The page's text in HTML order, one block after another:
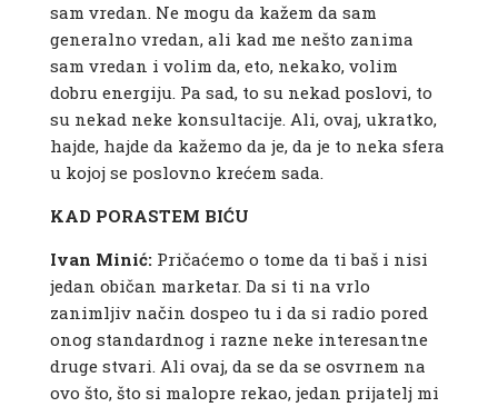
sam vredan. Ne mogu da kažem da sam
generalno vredan, ali kad me nešto zanima
sam vredan i volim da, eto, nekako, volim
dobru energiju. Pa sad, to su nekad poslovi, to
su nekad neke konsultacije. Ali, ovaj, ukratko,
hajde, hajde da kažemo da je, da je to neka sfera
u kojoj se poslovno krećem sada.
KAD PORASTEM BIĆU
Ivan Minić: Pričaćemo o tome da ti baš i nisi
jedan običan marketar. Da si ti na vrlo
zanimljiv način dospeo tu i da si radio pored
onog standardnog i razne neke interesantne
druge stvari. Ali ovaj, da se da se osvrnem na
ovo što, što si malopre rekao, jedan prijatelj mi